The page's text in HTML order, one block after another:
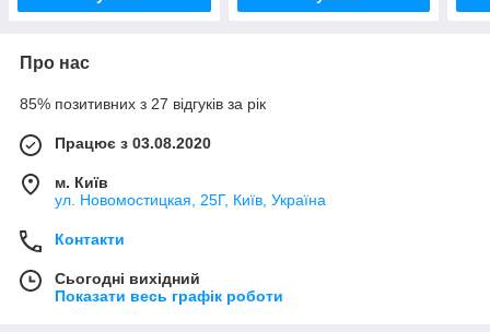
Про нас
85% позитивних з 27 відгуків за рік
Працює з 03.08.2020
м. Київ
ул. Новомостицкая, 25Г, Київ, Україна
Контакти
Сьогодні вихідний
Показати весь графік роботи